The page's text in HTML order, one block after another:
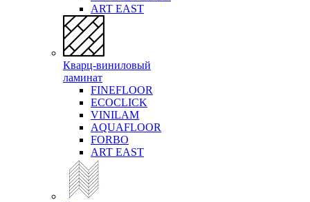
ART EAST
Кварц-виниловый
ламинат
FINEFLOOR
ECOCLICK
VINILAM
AQUAFLOOR
FORBO
ART EAST